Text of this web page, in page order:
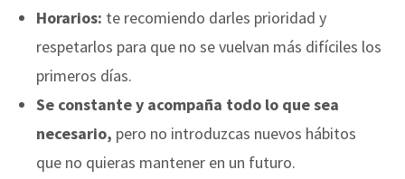
Horarios: te recomiendo darles prioridad y
respetarlos para que no se vuelvan más difíciles los
primeros días.
Se constante y acompaña todo lo que sea
necesario, pero no introduzcas nuevos hábitos
que no quieras mantener en un futuro.